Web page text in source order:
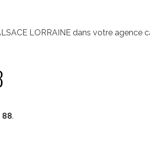
LORRAINE dans votre agence
.